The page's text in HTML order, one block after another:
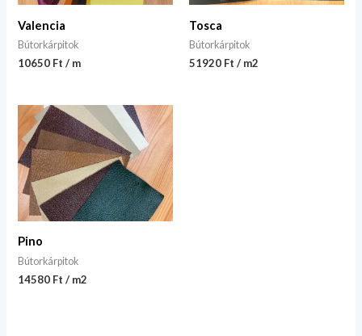
Valencia
Bútorkárpitok
10650 Ft / m
Tosca
Bútorkárpitok
51920 Ft / m2
Pino
Bútorkárpitok
14580 Ft / m2